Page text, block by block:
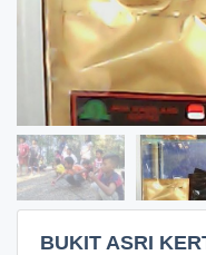
BUKIT ASRI